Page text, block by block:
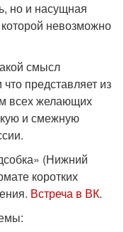
но и насущная
невозможно
смысл
представляет из
всех желающих
и смежную
(Нижний
коротких
Встреча в ВК.